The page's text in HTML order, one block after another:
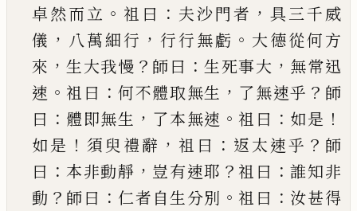
卓然而立 。 祖曰 ： 夫沙門者 ， 具三千威
儀 ， 八萬細行 ， 行行無虧 。 大德從何方
來 ，生大我慢 ？ 師曰 ：生死事大 ， 無常迅
速 。 祖曰 ：何不體取無生 ， 了無速乎 ？ 師
曰 ： 體即無生 ， 了本無速 。 祖曰 ： 如是 ！
如是 ！ 須臾禮辭 ， 祖 曰 ： 返太速乎 ？ 師
曰 ：本非動靜 ， 豈有速耶 ？ 祖曰 ：誰知非
動 ？ 師曰 ： 仁者自生分別 。 祖曰 ： 汝甚得